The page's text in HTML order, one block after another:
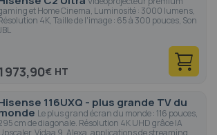
et Home Cinema, Luminosité : 3000 lumens,
4K, Taille de l'image : 65 à 300 pouces, Son
973,90€
116UXQ - plus grande TV du
Le plus grand écran du monde : 116 pouces,
cm de diagonale. Résolution 4K UHD grâce IA
Vidaa 9, Alexa, applications de streaming